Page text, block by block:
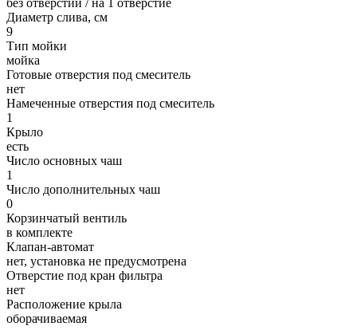
Диаметр слива, см
9
Тип мойки
мойка
Готовые отверстия под смеситель
нет
Намеченные отверстия под смеситель
1
Крыло
есть
Число основных чаш
1
Число дополнительных чаш
0
Корзинчатый вентиль
в комплекте
Клапан-автомат
нет, установка не предусмотрена
Отверстие под кран фильтра
нет
Расположение крыла
оборачиваемая